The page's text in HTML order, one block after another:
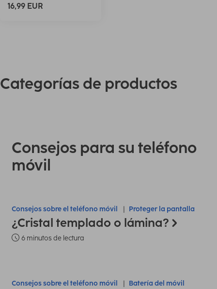
16,99 EUR
Categorías de productos
Consejos para su teléfono
móvil
Consejos sobre el teléfono móvil Proteger la pantalla
¿Cristal templado o lámina?
6 minutos de lectura
Consejos sobre el teléfono móvil Batería del móvil